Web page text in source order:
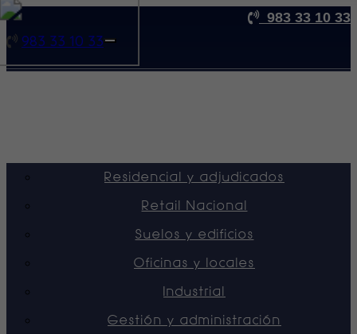
983 33 10 33
983 33 10 33
Residencial y adjudicados
Retail Nacional
Suelos y edificios
Oficinas y locales
Industrial
Gestión y administración